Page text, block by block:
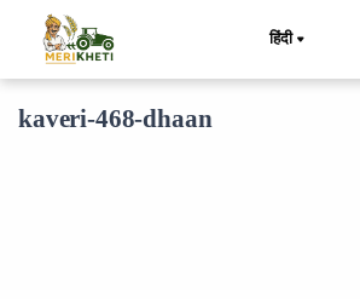
हिंदी
kaveri-468-dhaan